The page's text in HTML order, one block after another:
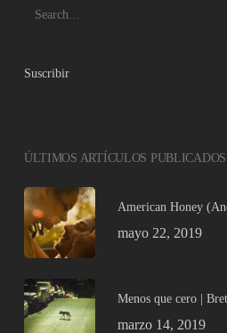
Suscribir
ÚLTIMOS ARTÍCULOS
American Honey
mayo 22, 2019
Menos que cero |
marzo 14, 2019